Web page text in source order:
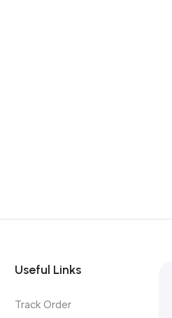
Useful Links
Track Order